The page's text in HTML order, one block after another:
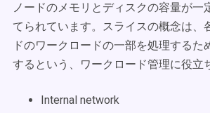
ノードのメモリとディスクの容量が一
てられています。スライスの概念は、
ドのワークロードの一部を処理するた
するという、ワークロード管理に役立
Internal network